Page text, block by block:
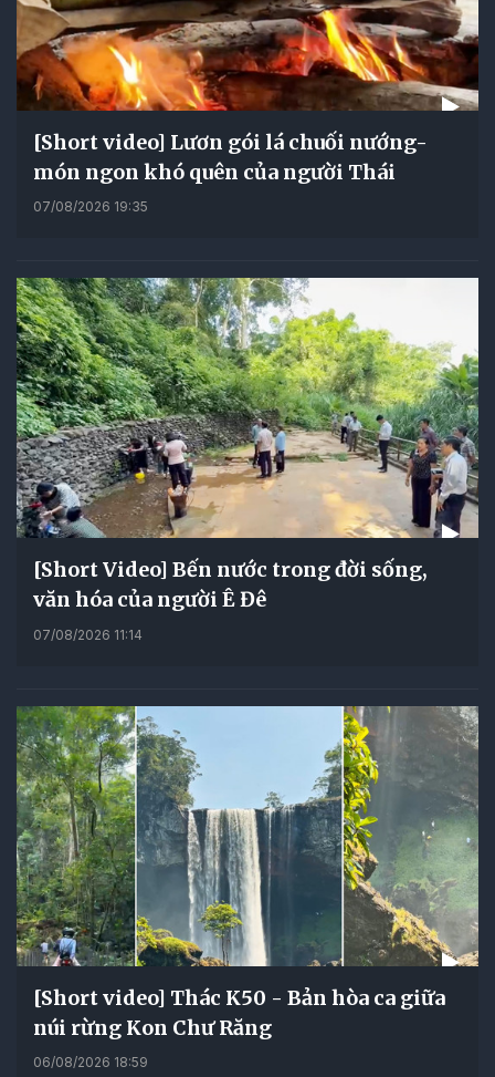
[Short video] Lươn gói lá chuối nướng-
món ngon khó quên của người Thái
07/08/2026 19:35
[Short Video] Bến nước trong đời sống,
văn hóa của người Ê Đê
07/08/2026 11:14
[Short video] Thác K50 - Bản hòa ca giữa
núi rừng Kon Chư Răng
06/08/2026 18:59